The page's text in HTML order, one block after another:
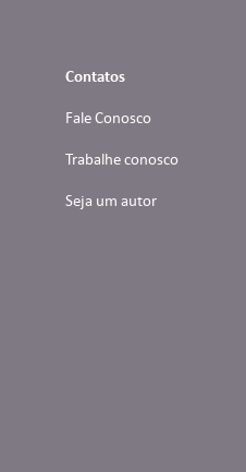
Contatos
Fale Conosco
Trabalhe conosco
Seja um autor